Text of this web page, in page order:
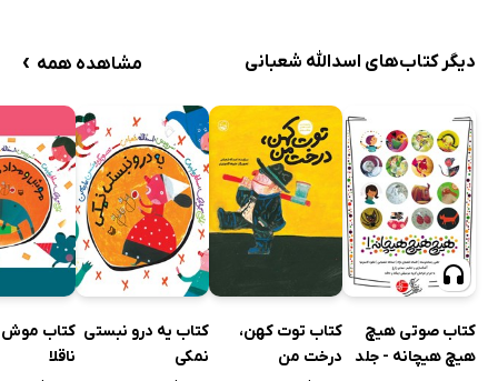
دیگر کتاب‌های اسدالله شعبانی مشاهده همه ›
کتاب صوتی هیچ
هیچ هیچانه - جلد
کتاب توت کهن،
درخت من
کتاب یه درو نبستی
نمکی
کتاب موش
ناقلا